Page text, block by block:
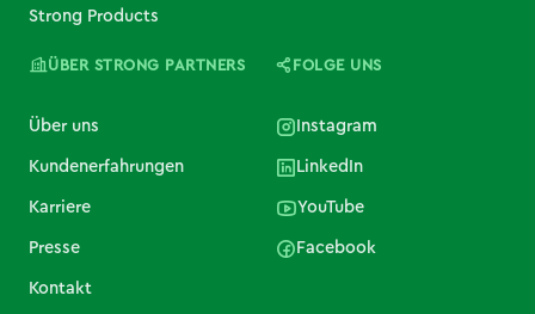
Strong Products
ÜBER STRONG PARTNERS
Über uns
Kundenerfahrungen
Karriere
Presse
Kontakt
FOLGE UNS
Instagram
LinkedIn
YouTube
Facebook